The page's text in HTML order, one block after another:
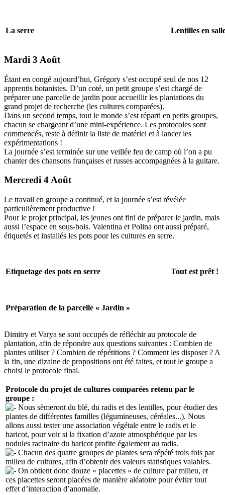
La serre Lentilles en
Mardi 3 Août
Étant en congé aujourd’hui, Grégory s’est occupé seul de nos 12
apprentis botanistes. D’un coté, un petit groupe s’est chargé de
préparer une parcelle de jardin pour accueillir les plantations du
grand projet de recherche (les cultures comparées).
Dans un second temps, tout le monde s’est réparti en petits groupes,
chacun se chargeant d’une mini-expérience. Les protocoles sont
commencés, reste à définir la liste de matériel et à lancer les
expérimentations !
La journée s’est terminée sur une veillée feu de camp où l’on a pu
chanter des chansons françaises et russes accompagnées à la guitare.
Mercredi 4 Août
Le travail en groupe a continué, et la journée s’est révélée
particulièrement productive !
Pour le projet principal, les jeunes ont fini de préparer le jardin, mais
aussi l’espace en sous-bois. Valentina et Polina ont aussi préparé,
étiquetés et installés les pots pour les cultures en serre.
Etiquetage des pots en serre Tout est prêt !
Préparation de la parcelle « Jardin »
Dimitry et Varya se sont occupés de réfléchir au protocole de
plantation, afin de répondre aux questions suivantes : Combien de
plantes utiliser ? Combien de répétitions ? Comment les disposer ? A
la fin, une dizaine de propositions ont été faites, et tout le groupe a
choisi le protocole final.
Protocole du projet de cultures comparées retenu par le
groupe :
Nous sèmeront du blé, du radis et des lentilles, pour étudier des
plantes de différentes familles (légumineuses, céréales...). Nous
allons aussi tester une association végétale entre le radis et le
haricot, pour voir si la fixation d’azote atmosphérique par les
nodules racinaire du haricot profite également au radis.
Chacun des quatre groupes de plantes sera répété trois fois par
milieu de cultures, afin d’obtenir des valeurs statistiques valables.
On obtient donc douze « placettes » de culture par milieu, et
ces placettes seront placées de manière aléatoire pour éviter tout
effet d’interaction d’anomalie.